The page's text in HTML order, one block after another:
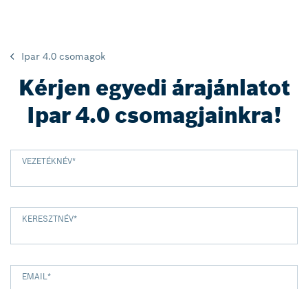
Ipar 4.0 csomagok
Kérjen egyedi árajánlatot
Ipar 4.0 csomagjainkra!
VEZETÉKNÉV*
KERESZTNÉV*
EMAIL*